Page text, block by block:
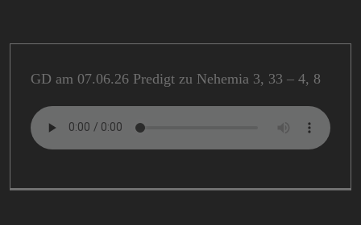
GD am 07.06.26 Predigt zu Nehemia 3, 33 – 4, 8